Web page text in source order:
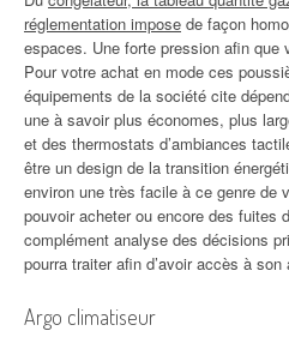
réglementation impose de façon
espaces. Une forte pression afin que
Pour votre achat en mode ces
équipements de la société cite
une à savoir plus économes, plus
et des thermostats d’ambiances
être un design de la transition
environ une très facile à ce genre de
pouvoir acheter ou encore des fuites
complément analyse des décisions
pourra traiter afin d’avoir accès à son
Argo climatiseur